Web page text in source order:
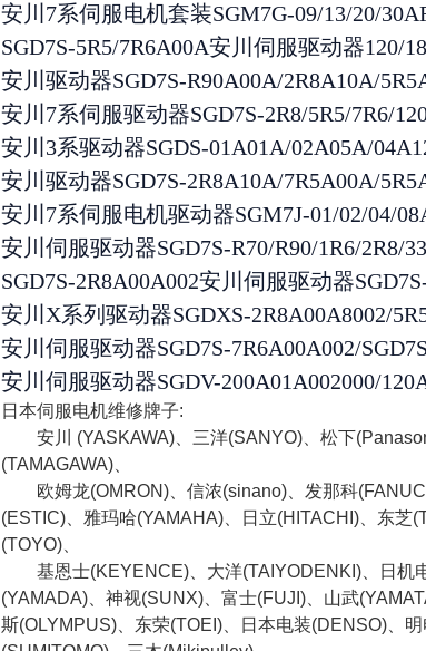
安川7系伺服电机套装SGM7G-09/13/20/
SGD7S-5R5/7R6A00A安川伺服驱动器120/
安川驱动器SGD7S-R90A00A/2R8A10A/
安川7系伺服驱动器SGD7S-2R8/5R5/7R6/
安川3系驱动器SGDS-01A01A/02A05A/
安川驱动器SGD7S-2R8A10A/7R5A00A/
安川7系伺服电机驱动器SGM7J-01/02/04/
安川伺服驱动器SGD7S-R70/R90/1R6/2R8/
SGD7S-2R8A00A002安川伺服驱动器
安川X系列驱动器SGDXS-2R8A00A8002/
安川伺服驱动器SGD7S-7R6A00A002/
安川伺服驱动器SGDV-200A01A002000/
日本伺服电机维修牌子:
安川 (YASKAWA)、三洋(SANYO)、松下
(TAMAGAWA)、
欧姆龙(OMRON)、信浓(sinano)、发那科
(ESTIC)、雅玛哈(YAMAHA)、日立(HITACHI)、东芝
(TOYO)、
基恩士(KEYENCE)、大洋(TAIYODENKI)、日机
(YAMADA)、神视(SUNX)、富士(FUJI)、山武
斯(OLYMPUS)、东荣(TOEI)、日本电装(DENSO)、